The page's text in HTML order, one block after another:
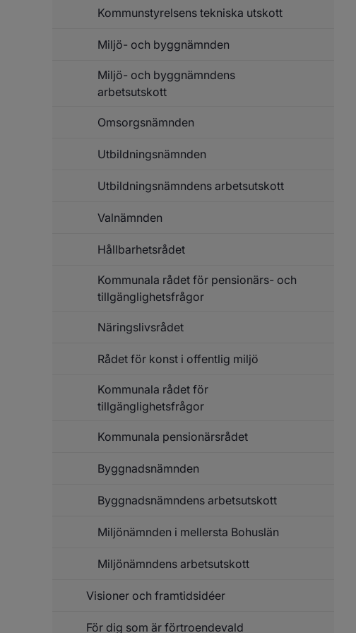
Kommunstyrelsens tekniska utskott
Miljö- och byggnämnden
Miljö- och byggnämndens
arbetsutskott
Omsorgsnämnden
Utbildningsnämnden
Utbildningsnämndens arbetsutskott
Valnämnden
Hållbarhetsrådet
Kommunala rådet för pensionärs- och
tillgänglighetsfrågor
Näringslivsrådet
Rådet för konst i offentlig miljö
Kommunala rådet för
tillgänglighetsfrågor
Kommunala pensionärsrådet
Byggnadsnämnden
Byggnadsnämndens arbetsutskott
Miljönämnden i mellersta Bohuslän
Miljönämndens arbetsutskott
Visioner och framtidsidéer
För dig som är förtroendevald